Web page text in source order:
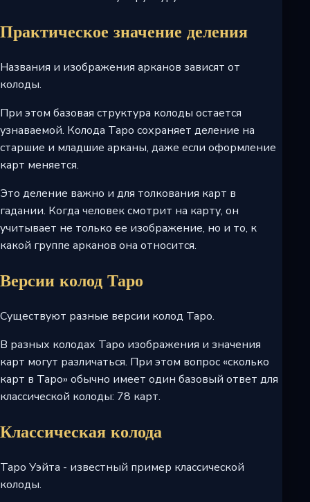
Практическое значение деления
Названия и изображения арканов зависят от
колоды.
При этом базовая структура колоды остается
узнаваемой. Колода Таро сохраняет деление на
старшие и младшие арканы, даже если оформление
карт меняется.
Это деление важно и для толкования карт в
гадании. Когда человек смотрит на карту, он
учитывает не только ее изображение, но и то, к
какой группе арканов она относится.
Версии колод Таро
Существуют разные версии колод Таро.
В разных колодах Таро изображения и значения
карт могут различаться. При этом вопрос «сколько
карт в Таро» обычно имеет один базовый ответ для
классической колоды: 78 карт.
Классическая колода
Таро Уэйта - известный пример классической
колоды.